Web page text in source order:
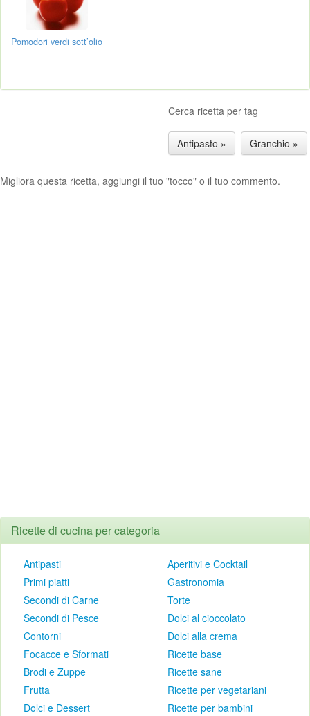
Pomodori verdi sott’olio
Cerca ricetta per tag
Antipasto » Granchio »
Migliora questa ricetta, aggiungi il tuo "tocco" o il tuo commento.
Ricette di cucina per categoria
Antipasti
Primi piatti
Secondi di Carne
Secondi di Pesce
Contorni
Focacce e Sformati
Brodi e Zuppe
Frutta
Dolci e Dessert
Aperitivi e Cocktail
Gastronomia
Torte
Dolci al cioccolato
Dolci alla crema
Ricette base
Ricette sane
Ricette per vegetariani
Ricette per bambini